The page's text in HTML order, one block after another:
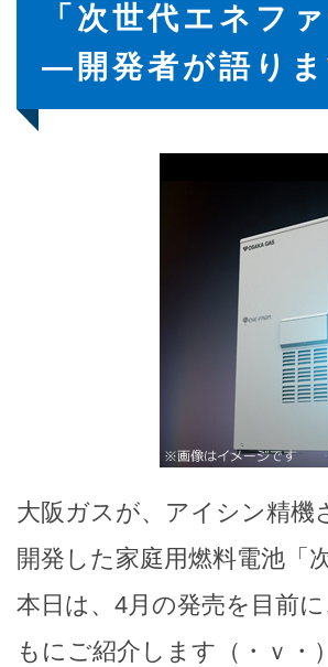
「次世代エネフ
―開発者が語りま
大阪ガスが、アイシン精
開発した家庭用燃料電池「
本日は、4月の発売を目前
もにご紹介します（・ｖ・）